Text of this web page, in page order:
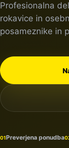
Profesionalna
rokavice in
posameznike in
01Preverjena ponudba
Na
prihaja